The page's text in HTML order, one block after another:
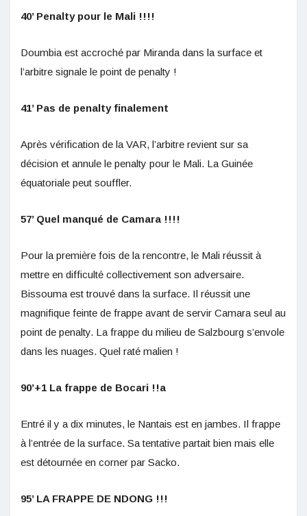
40’ Penalty pour le Mali !!!!
Doumbia est accroché par Miranda dans la surface et
l’arbitre signale le point de penalty !
41’ Pas de penalty finalement
Après vérification de la VAR, l’arbitre revient sur sa
décision et annule le penalty pour le Mali. La Guinée
équatoriale peut souffler.
57’ Quel manqué de Camara !!!!
Pour la première fois de la rencontre, le Mali réussit à
mettre en difficulté collectivement son adversaire.
Bissouma est trouvé dans la surface. Il réussit une
magnifique feinte de frappe avant de servir Camara seul au
point de penalty. La frappe du milieu de Salzbourg s’envole
dans les nuages. Quel raté malien !
90’+1 La frappe de Bocari !!a
Entré il y a dix minutes, le Nantais est en jambes. Il frappe
à l’entrée de la surface. Sa tentative partait bien mais elle
est détournée en corner par Sacko.
95’ LA FRAPPE DE NDONG !!!